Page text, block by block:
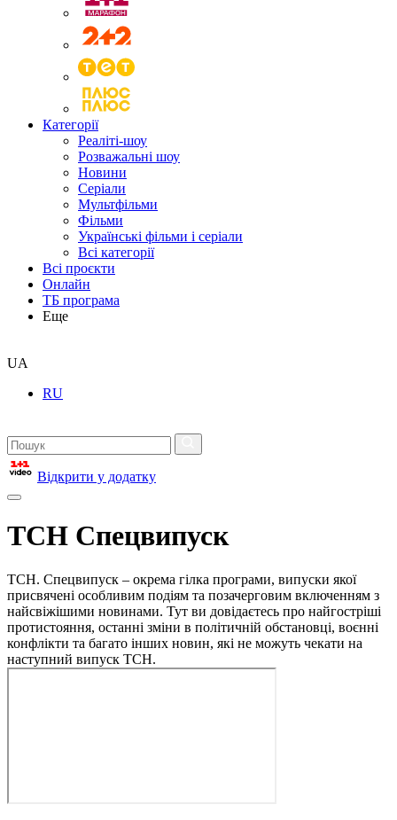
Категорії
Реаліті-шоу
Розважальні шоу
Новини
Серіали
Мультфільми
Фільми
Українські фільми і серіали
Всі категорії
Всі проєкти
Онлайн
ТБ програма
Еще
UA
RU
Відкрити у додатку
ТСН Спецвипуск
ТСН. Спецвипуск – окрема гілка програми, випуски якої
присвячені особливим подіям та позачерговим включенням з
найсвіжішими новинами. Тут ви довідаєтесь про найгостріші
протистояння, останні зміни в політичній обстановці, воєнні
конфлікти та багато інших новин, які не можуть чекати на
наступний випуск ТСН.